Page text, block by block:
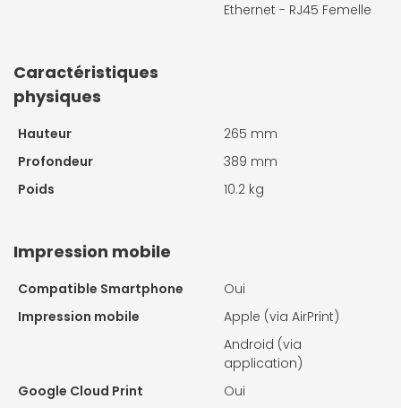
Ethernet - RJ45 Femelle
Caractéristiques
physiques
Hauteur
265 mm
Profondeur
389 mm
Poids
10.2 kg
Impression mobile
Compatible Smartphone
Oui
Impression mobile
Apple (via AirPrint)
Android (via
application)
Google Cloud Print
Oui